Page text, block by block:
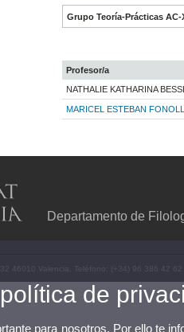
Grupo Teoría-Prácticas AC-
Profesor/a
NATHALIE KATHARINA
MARICEL ESTEBAN
Departamento de
46010 Valencia. Teléfono: (+34) 96 386 42 62
de
para nosotros. Por ello te